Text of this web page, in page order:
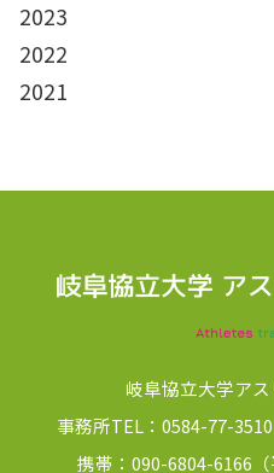
2023
2022
2021
岐阜協立大学ア
事務所TEL：0584-77-
携帯：090-6804-6166